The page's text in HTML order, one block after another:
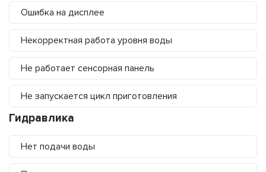
Ошибка на дисплее
Некорректная работа уровня воды
Не работает сенсорная панель
Не запускается цикл приготовления
Гидравлика
Нет подачи воды